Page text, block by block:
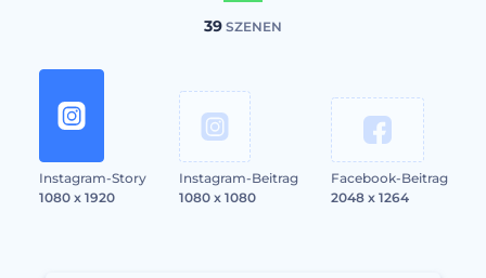
39 SZENEN
Instagram-Story
1080 x 1920
Instagram-Beitrag
1080 x 1080
Facebook-Beitrag
2048 x 1264